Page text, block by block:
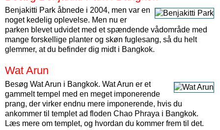
Benjakitti Park åbnede i 2004, men var en
noget kedelig oplevelse. Men nu er
parken blevet udvidet med et spændende vådområde med
mange forskellige planter og skøn fuglesang, så du helt
glemmer, at du befinder dig midt i Bangkok.
Wat Arun
Besøg Wat Arun i Bangkok. Wat Arun er et
gammelt tempel med en meget imponerende
prang, der virker endnu mere imponerende, hvis du
ankommer til templet ad floden Chao Phraya i Bangkok.
Læs mere om templet, og hvordan du kommer frem til det.